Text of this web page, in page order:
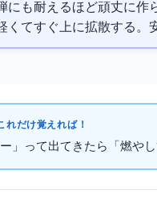
にも耐えるほど頑丈に作
くてすぐ上に拡散する。
だけ覚えればOK！
」って出てきたら「燃やし